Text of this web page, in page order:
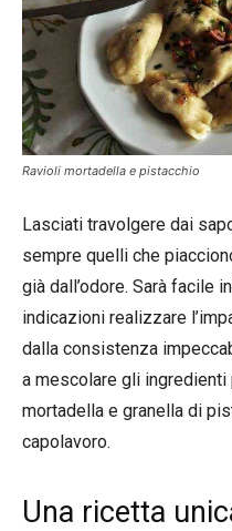
Ravioli mortadella e pistacchio
Lasciati travolgere dai
sempre quelli che
già dall’odore. Sarà facile
indicazioni realizzare
dalla consistenza
a mescolare gli
mortadella e granella di
capolavoro.
Una ricetta